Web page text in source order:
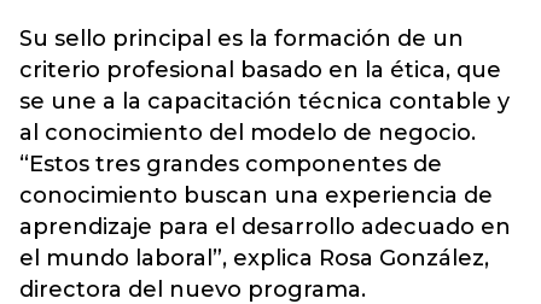
Su sello principal es la formación de un
criterio profesional basado en la ética, que
se une a la capacitación técnica contable y
al conocimiento del modelo de negocio.
“Estos tres grandes componentes de
conocimiento buscan una experiencia de
aprendizaje para el desarrollo adecuado en
el mundo laboral”, explica Rosa González,
directora del nuevo programa.